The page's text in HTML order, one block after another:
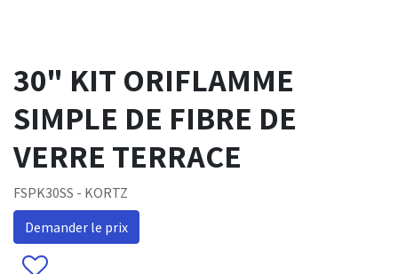
30" KIT ORIFLAMME
SIMPLE DE FIBRE DE
VERRE TERRACE
FSPK30SS - KORTZ
Demander le prix